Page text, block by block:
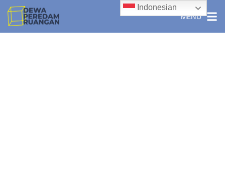
MENU
Indonesian